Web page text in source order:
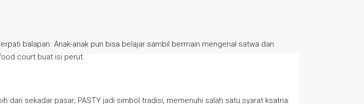
balapan. Anak-anak pun bisa belajar sambil bermain mengenal satwa dan
court buat isi perut.
sekadar pasar; PASTY jadi simbol tradisi, memenuhi salah satu syarat ksatria: